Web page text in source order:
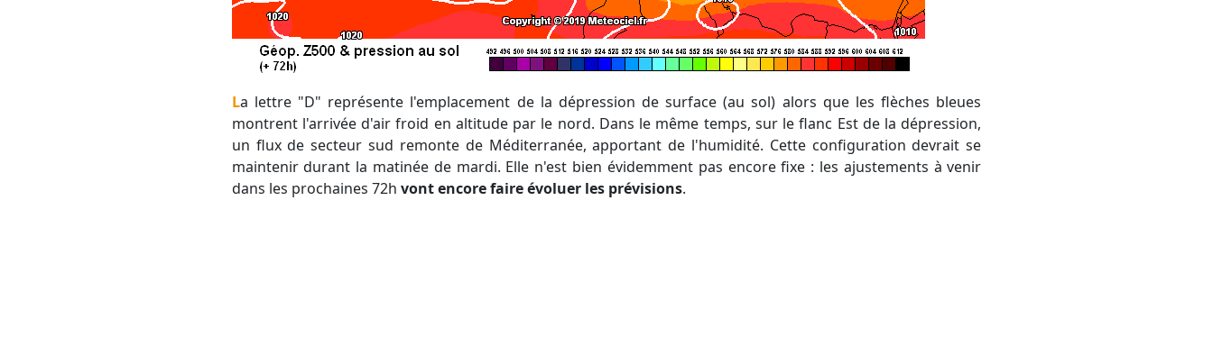
La lettre "D" représente l'emplacement de la dépression de surface (au sol) alors que les flèches bleues
montrent l'arrivée d'air froid en altitude par le nord. Dans le même temps, sur le flanc Est de la dépression,
un flux de secteur sud remonte de Méditerranée, apportant de l'humidité. Cette configuration devrait se
maintenir durant la matinée de mardi. Elle n'est bien évidemment pas encore fixe : les ajustements à venir
dans les prochaines 72h vont encore faire évoluer les prévisions.